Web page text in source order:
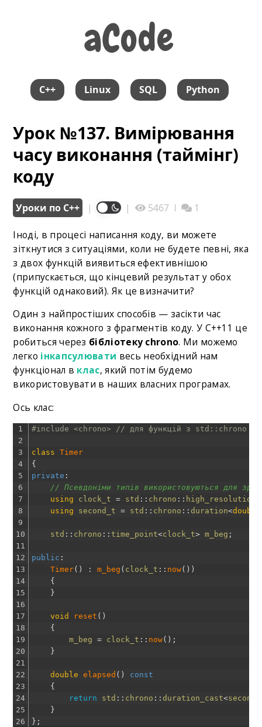
aCode
aCode
C++ Linux SQL Python
Урок №137. Вимірювання
часу виконання (таймінг)
коду
Уроки по С++ | | 5467 ǀ 1
Іноді, в процесі написання коду, ви можете
зіткнутися з ситуаціями, коли не будете певні, яка
з двох функцій виявиться ефективнішою
(припускається, що кінцевий результат у обох
функцій однаковий). Як це визначити?
Один з найпростіших способів — засікти час
виконання кожного з фрагментів коду. У C++11 це
робиться через бібліотеку chrono. Ми можемо
легко інкапсулювати весь необхідний нам
функціонал в клас, який потім будемо
використовувати в наших власних програмах.
Ось клас:
1
2
3
4
5
6
7
8
9
10
11
12
13
14
15
16
17
18
19
20
21
22
23
24
25
26
#include <chrono> // для функцій з std::chrono
class
Timer
{
private :
// Псевдоніми типів використовуються для
using
clock_t = std :: chrono ::
using
second_t = std :: chrono ::duration<double
std :: chrono :: time_point<clock_t> m_beg ;
public :
Timer( ) : m_beg ( clock_t :: now( ) )
{
}
void reset ( )
{
m_beg
= clock_t :: now( ) ;
}
double elapsed ( )
const
{
return
std :: chrono ::duration_cast<
}
} ;